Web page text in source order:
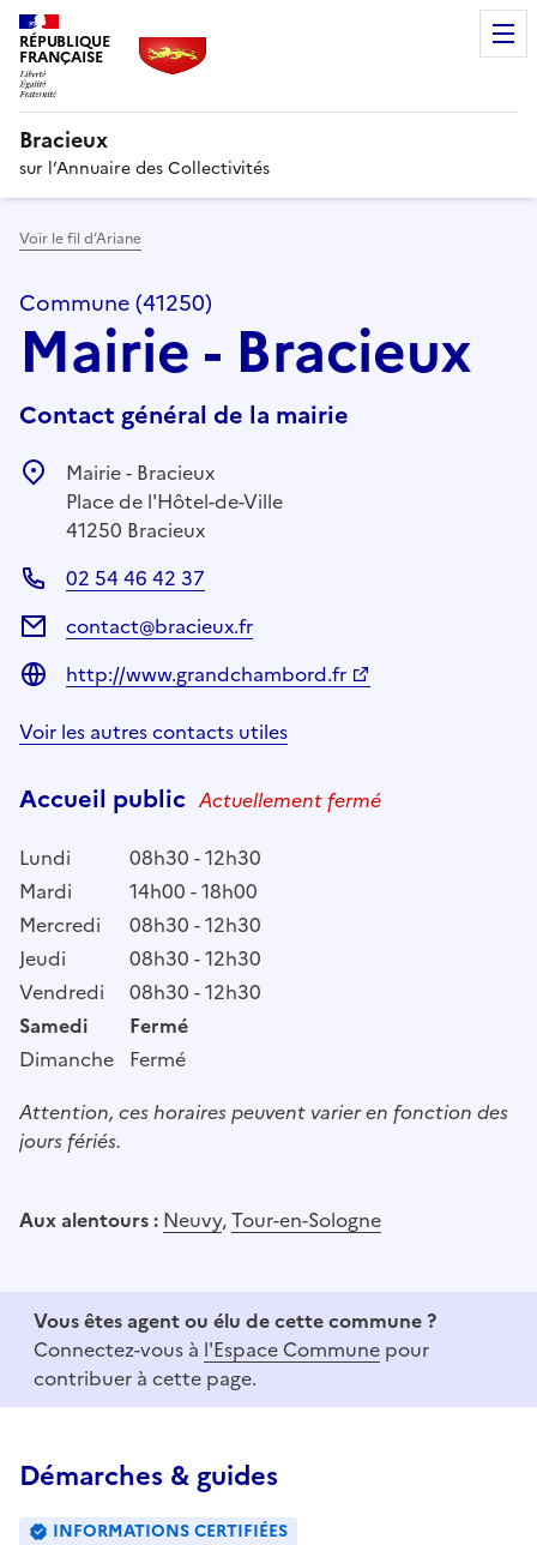
RÉPUBLIQUE
FRANÇAISE
Bracieux
sur l’Annuaire des Collectivités
Voir le fil d’Ariane
Commune (41250)
Mairie - Bracieux
Contact général de la mairie
Mairie - Bracieux
Place de l'Hôtel-de-Ville
41250 Bracieux
02 54 46 42 37
contact@bracieux.fr
http://www.grandchambord.fr
Voir les autres contacts utiles
Accueil public Actuellement fermé
Lundi
08h30 - 12h30
Mardi
14h00 - 18h00
Mercredi
08h30 - 12h30
Jeudi
08h30 - 12h30
Vendredi
08h30 - 12h30
Samedi
Fermé
Dimanche Fermé
Attention, ces horaires peuvent varier en fonction des
jours fériés.
Aux alentours : Neuvy,Tour-en-Sologne
Vous êtes agent ou élu de cette commune ?
Connectez-vous à l'Espace Commune pour
contribuer à cette page.
Démarches & guides
INFORMATIONS CERTIFIÉES